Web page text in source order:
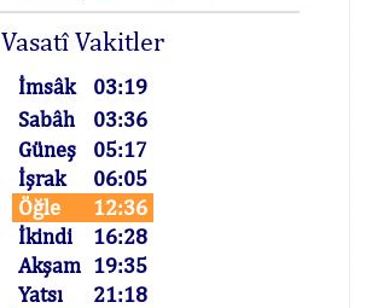
Vasatî Vakitler
İmsâk
03:19
Sabâh
03:36
Güneş
05:17
İşrak
06:05
Öğle
12:36
İkindi
16:28
Akşam 19:35
Yatsı
21:18